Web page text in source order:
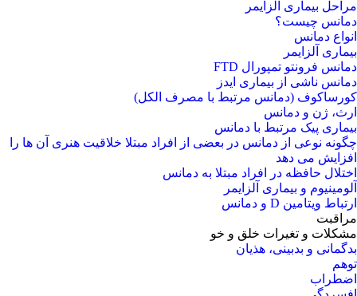
مراحل بیماری آلزایمر
دمانس چیست؟
انواع دمانس
بیماری آلزایمر
دمانس فرونتو تمپورال FTD
دمانس ناشی از بیماری ایدز
کورساکوف (دمانس مرتبط با مصرف الکل)
ارث، ژن و دمانس
بیماری پیک مرتبط با دمانس
چگونه نوعی از دمانس در بعضی از افراد مبتلا خلاقیت هنری آن ها را
افزایش می دهد
اختلال حافظه در افراد مبتلا به دمانس
آلومینیوم و بیماری آلزایمر
ارتباط ویتامین D و دمانس
مراقبت
مشکلات و تغیرات خلق و خو
بدگمانی و بدبینی، هذیان
توهم
اضطراب